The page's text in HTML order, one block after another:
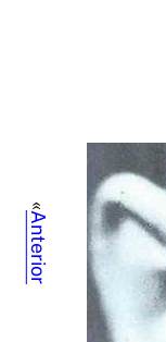
«
Anterior